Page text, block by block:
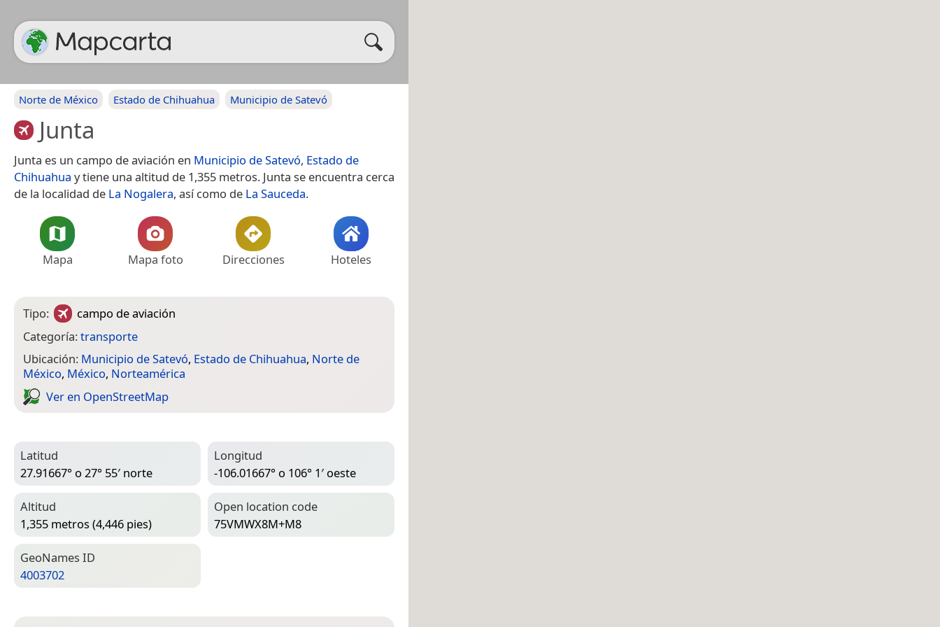
Norte de México Estado de Chihuahua Municipio de Satevó
Junta
Junta es un campo de aviación en Municipio de Satevó, Estado de
Chihuahua y tiene una altitud de 1,355 metros. Junta se encuentra cerca
de la localidad de La Nogalera, así como de La Sauceda.
Mapa Mapa foto Direcciones Hoteles
Tipo:
campo de aviación
Categoría:transporte
Ubicación: Municipio de Satevó, Estado de Chihuahua, Norte de
México, México, Norteamérica
Ver en Open­Street­Map
Latitud
27.91667° o 27° 55′ norte
Longitud
-106.01667° o 106° 1′ oeste
Altitud
1,355 metros (4,446 pies)
Open location code
75VMWX8M+M8
Geo­Names ID
4003702